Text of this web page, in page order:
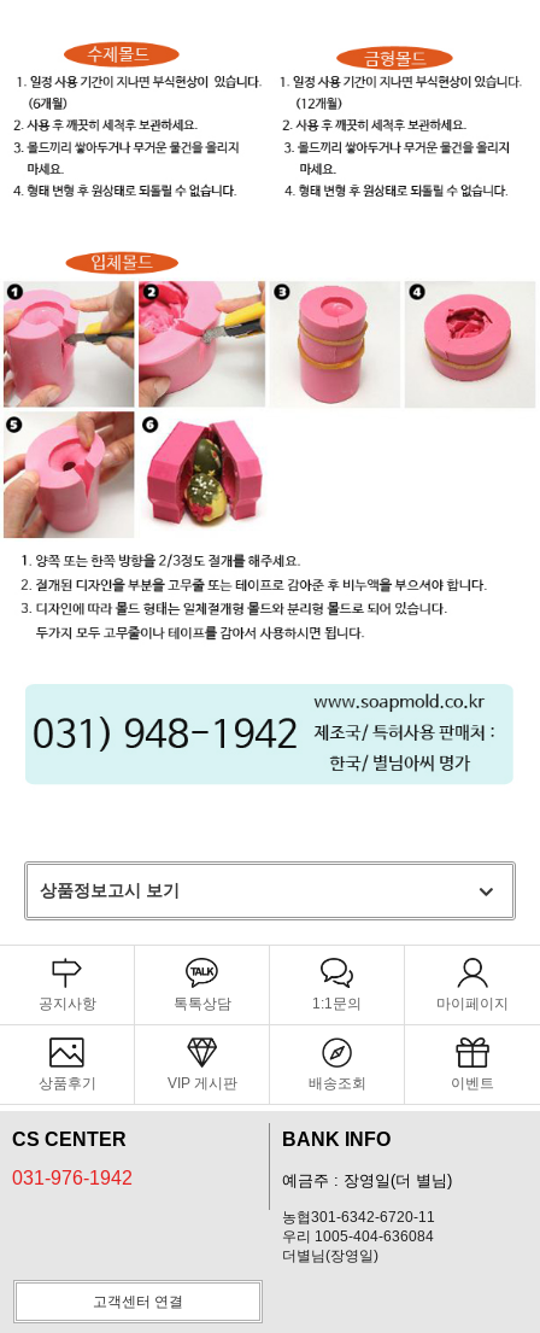
상품정보고시 보기
공지사항 톡톡상담 1:1문의 마이페이지
상품후기 VIP 게시판 배송조회 이벤트
CS CENTER
031-976-1942
BANK INFO
예금주 : 장영일(더 별님)
농협301-6342-6720-11
우리 1005-404-636084
더별님(장영일)
고객센터 연결